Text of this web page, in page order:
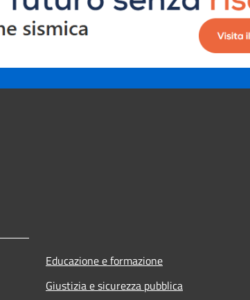
Educazione e formazione
Giustizia e sicurezza pubblica